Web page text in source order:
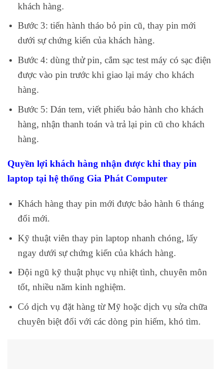
khách hàng.
Bước 3: tiến hành tháo bỏ pin cũ, thay pin mới
dưới sự chứng kiến của khách hàng.
Bước 4: dùng thử pin, cắm sạc test máy có sạc điện
được vào pin trước khi giao lại máy cho khách
hàng.
Bước 5: Dán tem, viết phiếu bảo hành cho khách
hàng, nhận thanh toán và trả lại pin cũ cho khách
hàng.
Quyền lợi khách hàng nhận được khi thay pin
laptop tại hệ thống Gia Phát Computer
Khách hàng thay pin mới được bảo hành 6 tháng
đổi mới.
Kỹ thuật viên thay pin laptop nhanh chóng, lấy
ngay dưới sự chứng kiến của khách hàng.
Đội ngũ kỹ thuật phục vụ nhiệt tình, chuyên môn
tốt, nhiều năm kinh nghiệm.
Có dịch vụ đặt hàng từ Mỹ hoặc dịch vụ sửa chữa
chuyên biệt đối với các dòng pin hiếm, khó tìm.